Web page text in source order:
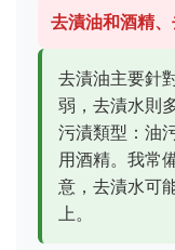
去漬油和酒精
去漬油主要針
弱，去漬水則
污漬類型：油
用酒精。我常
意，去漬水可
上。